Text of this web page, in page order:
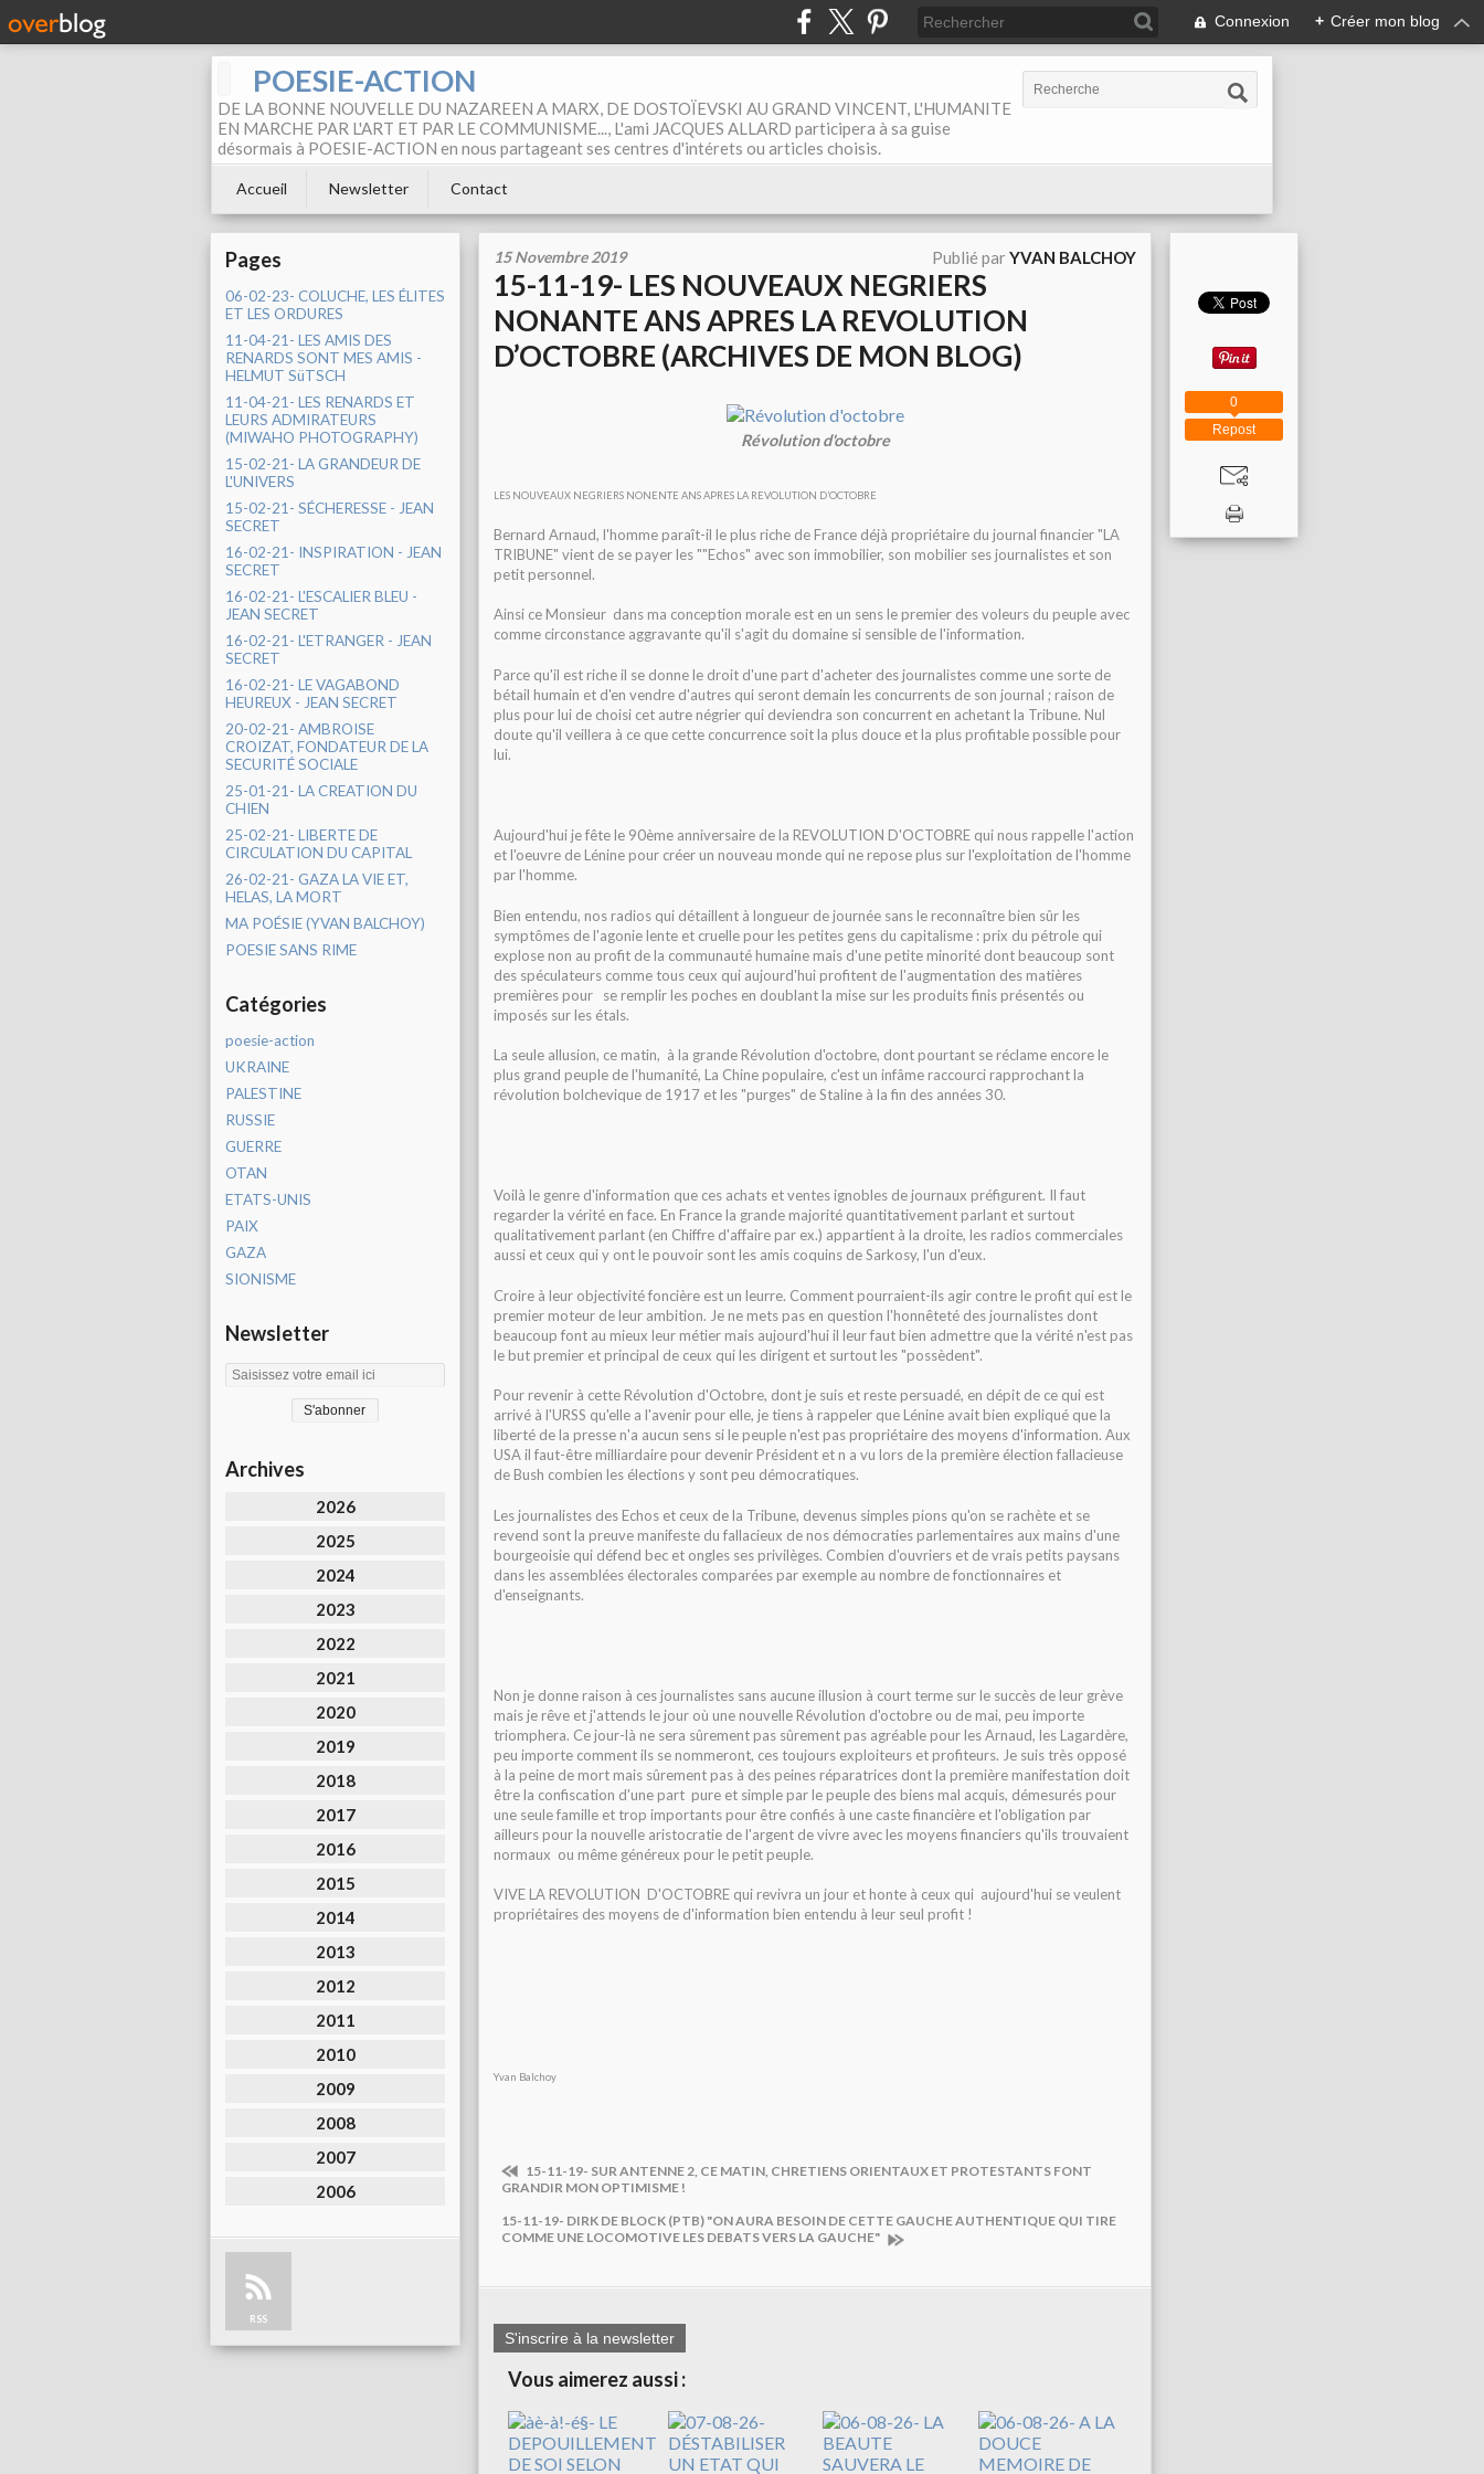
Connexion + Créer mon blog
POESIE-ACTION
DE LA BONNE NOUVELLE DU NAZAREEN A MARX, DE DOSTOÏEVSKI AU GRAND VINCENT, L'HUMANITE
EN MARCHE PAR L'ART ET PAR LE COMMUNISME..., L'ami JACQUES ALLARD participera à sa guise
désormais à POESIE-ACTION en nous partageant ses centres d'intérets ou articles choisis.
Accueil Newsletter Contact
Pages
06-02-23- COLUCHE, LES ÉLITES
ET LES ORDURES
11-04-21- LES AMIS DES
RENARDS SONT MES AMIS -
HELMUT SüTSCH
11-04-21- LES RENARDS ET
LEURS ADMIRATEURS
(MIWAHO PHOTOGRAPHY)
15-02-21- LA GRANDEUR DE
L'UNIVERS
15-02-21- SÉCHERESSE - JEAN
SECRET
16-02-21- INSPIRATION - JEAN
SECRET
16-02-21- L'ESCALIER BLEU -
JEAN SECRET
16-02-21- L'ETRANGER - JEAN
SECRET
16-02-21- LE VAGABOND
HEUREUX - JEAN SECRET
20-02-21- AMBROISE
CROIZAT, FONDATEUR DE LA
SECURITÉ SOCIALE
25-01-21- LA CREATION DU
CHIEN
25-02-21- LIBERTE DE
CIRCULATION DU CAPITAL
26-02-21- GAZA LA VIE ET,
HELAS, LA MORT
MA POÉSIE (YVAN BALCHOY)
POESIE SANS RIME
Catégories
poesie-action
UKRAINE
PALESTINE
RUSSIE
GUERRE
OTAN
ETATS-UNIS
PAIX
GAZA
SIONISME
Newsletter
Archives
2026
2025
2024
2023
2022
2021
2020
2019
2018
2017
2016
2015
2014
2013
2012
2011
2010
2009
2008
2007
2006
RSS
15 Novembre 2019 Publié parYVAN BALCHOY
15-11-19- LES NOUVEAUX NEGRIERS
NONANTE ANS APRES LA REVOLUTION
D’OCTOBRE (ARCHIVES DE MON BLOG)
Révolution d'octobre
LES NOUVEAUX NEGRIERS NONENTE ANS APRES LA REVOLUTION D’OCTOBRE
Bernard Arnaud, l'homme paraît-il le plus riche de France déjà propriétaire du journal financier "LA
TRIBUNE" vient de se payer les ""Echos" avec son immobilier, son mobilier ses journalistes et son
petit personnel.
Ainsi ce Monsieur dans ma conception morale est en un sens le premier desvoleurs du peuple avec
comme circonstance aggravante qu'il s'agit du domaine si sensible de l'information.
Parce qu'il est riche il se donne le droit d'une part d'acheter des journalistes comme une sorte de
bétail humain et d'en vendre d'autres qui seront demain les concurrents de son journal ; raison de
plus pour lui de choisi cet autre négrier qui deviendra son concurrent en achetant la Tribune. Nul
doute qu'il veillera à ce que cette concurrence soit la plus douce et la plus profitable possible pour
lui.
Aujourd'hui je fête le 90ème anniversaire de la REVOLUTION D'OCTOBRE qui nous rappelle l'action
et l'oeuvre de Lénine pour créer un nouveau monde qui ne repose plus sur l'exploitation de l'homme
par l'homme.
Bien entendu, nos radios qui détaillent à longueur de journée sans le reconnaître bien sûr les
symptômes de l'agonie lente et cruelle pour les petites gens du capitalisme : prix du pétrole qui
explose non au profit de la communauté humaine mais d'une petite minorité dont beaucoup sont
des spéculateurs comme tous ceux qui aujourd'hui profitent de l'augmentation des matières
premières pour se remplir les poches en doublant la mise sur les produits finis présentés ou
imposés sur les étals.
La seule allusion, ce matin, à la grande Révolution d'octobre, dont pourtant se réclame encore le
plus grand peuple de l'humanité, La Chine populaire, c'est un infâme raccourci rapprochant la
révolution bolchevique de 1917 et les "purges" de Staline à la fin des années 30.
Voilà le genre d'information que ces achats et ventes ignobles de journaux préfigurent. Il faut
regarder la vérité en face. En France la grande majorité quantitativement parlant et surtout
qualitativement parlant (en Chiffre d'affaire par ex.) appartient à la droite, les radios commerciales
aussi et ceux qui y ont le pouvoir sont les amis coquins de Sarkosy, l'un d'eux.
Croire à leur objectivité foncière est un leurre. Comment pourraient-ils agir contre le profit qui est le
premier moteur de leur ambition. Je ne mets pas en question l'honnêteté des journalistes dont
beaucoup font au mieux leur métier mais aujourd'hui il leur faut bien admettre que la vérité n'est pas
le but premier et principal de ceux qui les dirigent et surtout les "possèdent".
Pour revenir à cette Révolution d'Octobre, dont je suis et reste persuadé, en dépit de ce qui est
arrivé à l'URSS qu'elle a l'avenir pour elle, je tiens à rappeler que Lénine avait bien expliqué que la
liberté de la presse n'a aucun sens si le peuple n'est pas propriétaire des moyens d'information. Aux
USA il faut-être milliardaire pour devenir Président et n a vu lors de la première élection fallacieuse
de Bush combien les élections y sont peu démocratiques.
Les journalistes des Echos et ceux de la Tribune, devenus simples pions qu'on se rachète et se
revend sont la preuve manifeste du fallacieux de nos démocraties parlementaires aux mains d'une
bourgeoisie qui défend bec et ongles ses privilèges. Combien d'ouvriers et de vrais petits paysans
dans les assemblées électorales comparées par exemple au nombre de fonctionnaires et
d'enseignants.
Non je donne raison à ces journalistes sans aucune illusion à court terme sur le succès de leur grève
mais je rêve et j'attends le jour où une nouvelle Révolution d'octobre ou de mai, peu importe
triomphera. Ce jour-là ne sera sûrement pas sûrement pas agréable pour les Arnaud, les Lagardère,
peu importe comment ils se nommeront, ces toujours exploiteurs et profiteurs. Je suis très opposé
à la peine de mort mais sûrement pas à des peines réparatrices dont la première manifestation doit
être la confiscation d'une part pure et simple par le peuple des biens mal acquis, démesurés pour
une seule famille et trop importants pour être confiés à une caste financière et l'obligation par
ailleurs pour la nouvelle aristocratie de l'argent de vivre avec les moyens financiers qu'ils trouvaient
normaux ou même généreux pour le petit peuple.
VIVE LA REVOLUTION D'OCTOBRE qui revivra un jour et honte à ceux qui aujourd'hui se veulent
propriétaires des moyens de d'information bien entendu à leur seul profit !
Yvan Balchoy
15-11-19- SUR ANTENNE 2, CE MATIN, CHRETIENS ORIENTAUX ET PROTESTANTS FONT
GRANDIR MON OPTIMISME !
15-11-19- DIRK DE BLOCK (PTB) "ON AURA BESOIN DE CETTE GAUCHE AUTHENTIQUE QUI TIRE
COMME UNE LOCOMOTIVE LES DEBATS VERS LA GAUCHE"
S'inscrire à la newsletter
Vous aimerez aussi :
Repost
0